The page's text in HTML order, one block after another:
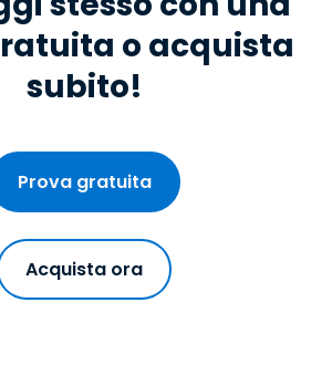
o acquista
subito!
Prova gratuita
Acquista ora